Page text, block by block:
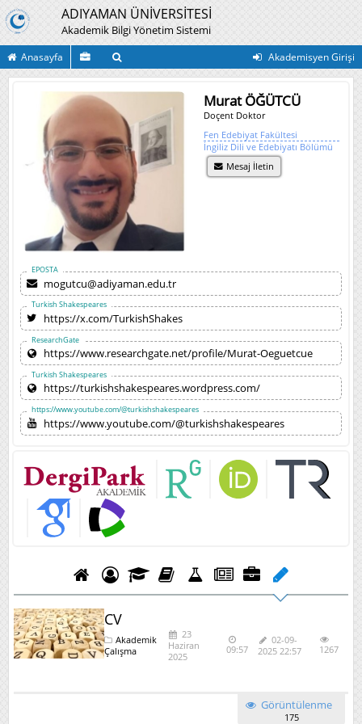
ADIYAMAN ÜNİVERSİTESİ
Akademik Bilgi Yönetim Sistemi
Anasayfa Akademisyen Girişi
Murat ÖĞÜTCÜ
Doçent Doktor
Fen Edebiyat Fakültesi
İngiliz Dili ve Edebiyatı Bölümü
Mesaj İletin
EPOSTA
mogutcu@adiyaman.edu.tr
Turkish Shakespeares
https://x.com/TurkishShakes
ResearchGate
https://www.researchgate.net/profile/Murat-Oeguetcue
Turkish Shakespeares
https://turkishshakespeares.wordpress.com/
https://www.youtube.com/@turkishshakespeares
https://www.youtube.com/@turkishshakespeares
CV
Akademik
Çalışma
23
Haziran
2025
09:57
02-09-
2025 22:57
1267
Görüntülenme
175